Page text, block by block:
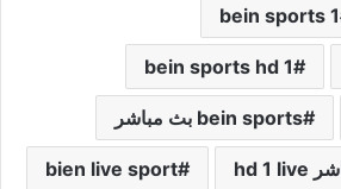
bein sports 1
bein sports hd 1
bein sports بث مباشر
bien live sport